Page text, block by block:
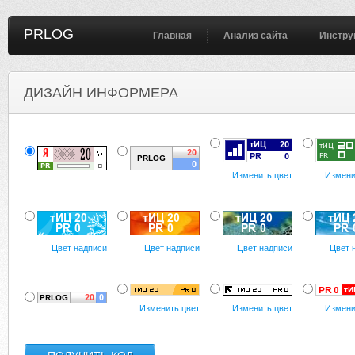
PRLOG Главная Анализ сайта
ДИЗАЙН ИНФОРМЕРА
Изменить цвет
Цвет надписи Цвет надписи Цвет надписи Цвет
Изменить цвет Изменить цвет